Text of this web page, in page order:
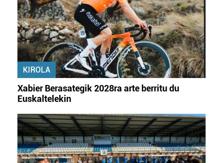
dezakezun ikusteko.
Lortu zure datu pertsonalak prozesatzeko moduari
buruzko informazio gehiago eta ezarri zure lehentasunak
datuen atalean. Edozein unetan alda edo ken dezakezu
zure baimena Cookieen adierazpenean.
Webgune honek cookie propioak eta hirugarrenen cookie-
zerbitzuak hobetzeko asmoz, cookie teknologiaz
baliatzen gara. Ohar hau onartuz gero, teknologia hori
erabiltzeko baimen esplizitua ematen diguzu.Gehiago
irakurri
KIROLA
Xabier Berasategik 2028ra arte berritu du
Euskaltelekin